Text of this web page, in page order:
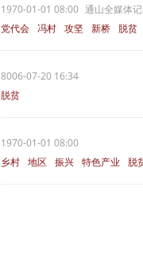
1970-01-01 08:00 通山全媒体
党代会 冯村 攻坚 新桥 脱贫
8006-07-20 16:34
脱贫
1970-01-01 08:00
乡村 地区 振兴 特色产业 脱